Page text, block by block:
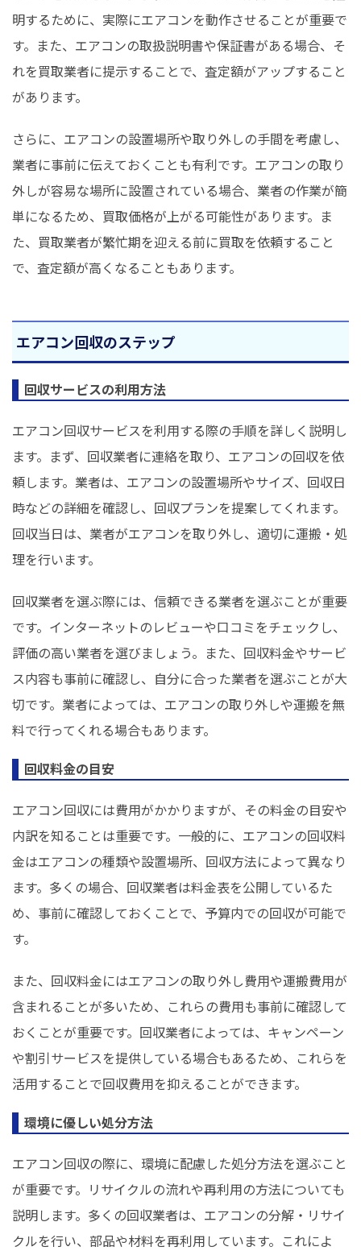
明するために、実際にエアコンを動作させることが重要で
す。また、エアコンの取扱説明書や保証書がある場合、そ
れを買取業者に提示することで、査定額がアップすること
があります。
さらに、エアコンの設置場所や取り外しの手間を考慮し、
業者に事前に伝えておくことも有利です。エアコンの取り
外しが容易な場所に設置されている場合、業者の作業が簡
単になるため、買取価格が上がる可能性があります。ま
た、買取業者が繁忙期を迎える前に買取を依頼すること
で、査定額が高くなることもあります。
エアコン回収のステップ
回収サービスの利用方法
エアコン回収サービスを利用する際の手順を詳しく説明し
ます。まず、回収業者に連絡を取り、エアコンの回収を依
頼します。業者は、エアコンの設置場所やサイズ、回収日
時などの詳細を確認し、回収プランを提案してくれます。
回収当日は、業者がエアコンを取り外し、適切に運搬・処
理を行います。
回収業者を選ぶ際には、信頼できる業者を選ぶことが重要
です。インターネットのレビューや口コミをチェックし、
評価の高い業者を選びましょう。また、回収料金やサービ
ス内容も事前に確認し、自分に合った業者を選ぶことが大
切です。業者によっては、エアコンの取り外しや運搬を無
料で行ってくれる場合もあります。
回収料金の目安
エアコン回収には費用がかかりますが、その料金の目安や
内訳を知ることは重要です。一般的に、エアコンの回収料
金はエアコンの種類や設置場所、回収方法によって異なり
ます。多くの場合、回収業者は料金表を公開しているた
め、事前に確認しておくことで、予算内での回収が可能で
す。
また、回収料金にはエアコンの取り外し費用や運搬費用が
含まれることが多いため、これらの費用も事前に確認して
おくことが重要です。回収業者によっては、キャンペーン
や割引サービスを提供している場合もあるため、これらを
活用することで回収費用を抑えることができます。
環境に優しい処分方法
エアコン回収の際に、環境に配慮した処分方法を選ぶこと
が重要です。リサイクルの流れや再利用の方法についても
説明します。多くの回収業者は、エアコンの分解・リサイ
クルを行い、部品や材料を再利用しています。これによ